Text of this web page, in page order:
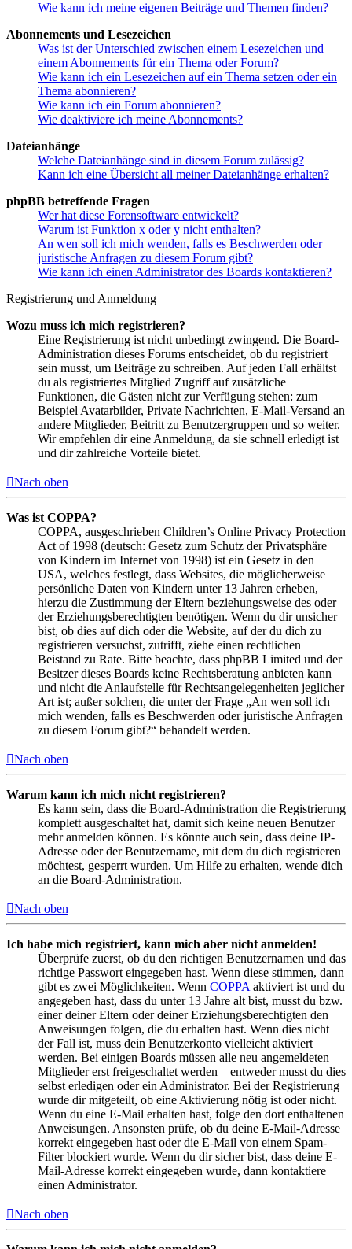
Wie kann ich meine eigenen Beiträge und Themen finden?
Abonnements und Lesezeichen
Was ist der Unterschied zwischen einem Lesezeichen und
einem Abonnements für ein Thema oder Forum?
Wie kann ich ein Lesezeichen auf ein Thema setzen oder ein
Thema abonnieren?
Wie kann ich ein Forum abonnieren?
Wie deaktiviere ich meine Abonnements?
Dateianhänge
Welche Dateianhänge sind in diesem Forum zulässig?
Kann ich eine Übersicht all meiner Dateianhänge erhalten?
phpBB betreffende Fragen
Wer hat diese Forensoftware entwickelt?
Warum ist Funktion x oder y nicht enthalten?
An wen soll ich mich wenden, falls es Beschwerden oder
juristische Anfragen zu diesem Forum gibt?
Wie kann ich einen Administrator des Boards kontaktieren?
Registrierung und Anmeldung
Wozu muss ich mich registrieren?
Eine Registrierung ist nicht unbedingt zwingend. Die Board-
Administration dieses Forums entscheidet, ob du registriert
sein musst, um Beiträge zu schreiben. Auf jeden Fall erhältst
du als registriertes Mitglied Zugriff auf zusätzliche
Funktionen, die Gästen nicht zur Verfügung stehen: zum
Beispiel Avatarbilder, Private Nachrichten, E-Mail-Versand an
andere Mitglieder, Beitritt zu Benutzergruppen und so weiter.
Wir empfehlen dir eine Anmeldung, da sie schnell erledigt ist
und dir zahlreiche Vorteile bietet.
Nach oben
Was ist COPPA?
COPPA, ausgeschrieben Children’s Online Privacy Protection
Act of 1998 (deutsch: Gesetz zum Schutz der Privatsphäre
von Kindern im Internet von 1998) ist ein Gesetz in den
USA, welches festlegt, dass Websites, die möglicherweise
persönliche Daten von Kindern unter 13 Jahren erheben,
hierzu die Zustimmung der Eltern beziehungsweise des oder
der Erziehungsberechtigten benötigen. Wenn du dir unsicher
bist, ob dies auf dich oder die Website, auf der du dich zu
registrieren versuchst, zutrifft, ziehe einen rechtlichen
Beistand zu Rate. Bitte beachte, dass phpBB Limited und der
Besitzer dieses Boards keine Rechtsberatung anbieten kann
und nicht die Anlaufstelle für Rechtsangelegenheiten jeglicher
Art ist; außer solchen, die unter der Frage „An wen soll ich
mich wenden, falls es Beschwerden oder juristische Anfragen
zu diesem Forum gibt?“ behandelt werden.
Nach oben
Warum kann ich mich nicht registrieren?
Es kann sein, dass die Board-Administration die Registrierung
komplett ausgeschaltet hat, damit sich keine neuen Benutzer
mehr anmelden können. Es könnte auch sein, dass deine IP-
Adresse oder der Benutzername, mit dem du dich registrieren
möchtest, gesperrt wurden. Um Hilfe zu erhalten, wende dich
an die Board-Administration.
Nach oben
Ich habe mich registriert, kann mich aber nicht anmelden!
Überprüfe zuerst, ob du den richtigen Benutzernamen und das
richtige Passwort eingegeben hast. Wenn diese stimmen, dann
gibt es zwei Möglichkeiten. Wenn COPPA aktiviert ist und du
angegeben hast, dass du unter 13 Jahre alt bist, musst du bzw.
einer deiner Eltern oder deiner Erziehungsberechtigten den
Anweisungen folgen, die du erhalten hast. Wenn dies nicht
der Fall ist, muss dein Benutzerkonto vielleicht aktiviert
werden. Bei einigen Boards müssen alle neu angemeldeten
Mitglieder erst freigeschaltet werden – entweder musst du dies
selbst erledigen oder ein Administrator. Bei der Registrierung
wurde dir mitgeteilt, ob eine Aktivierung nötig ist oder nicht.
Wenn du eine E-Mail erhalten hast, folge den dort enthaltenen
Anweisungen. Ansonsten prüfe, ob du deine E-Mail-Adresse
korrekt eingegeben hast oder die E-Mail von einem Spam-
Filter blockiert wurde. Wenn du dir sicher bist, dass deine E-
Mail-Adresse korrekt eingegeben wurde, dann kontaktiere
einen Administrator.
Nach oben